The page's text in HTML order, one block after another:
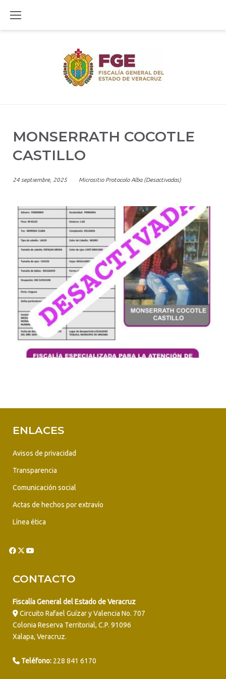
MONSERRATH COCOTLE
CASTILLO
24 septiembre, 2025 Micrositio Protocolo Alba (Desactivadas)
ENLACES
Avisos de privacidad
Transparencia
Comunicación social
Actas de hechos por extravío
Línea ética
CONTACTO
Fiscalía General del Estado de Veracruz
Circuito Rafael Guízar y Valencia No. 707
Colonia Reserva Territorial, C.P. 91096
Xalapa, Veracruz.
Teléfono: 228 841 6170